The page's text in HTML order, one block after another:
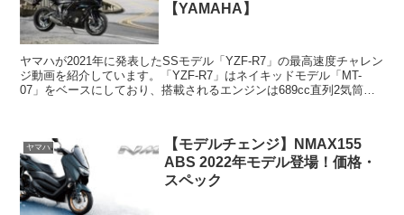
【YAMAHA】
ヤマハが2021年に発表したSSモデル「YZF-R7」の最高速度チャレン
ジ動画を紹介しています。「YZF-R7」はネイキッドモデル「MT-
07」をベースにしており、搭載されるエンジンは689cc直列2気筒で
ヤマハ
【モデルチェンジ】NMAX155
ABS 2022年モデル登場！価格・
スペック